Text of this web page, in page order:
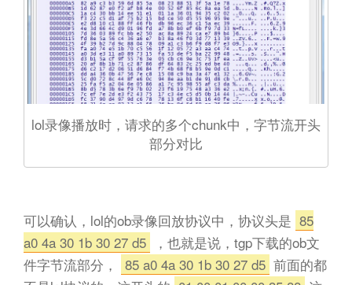
lol录像播放时，请求的多个chunk中，字节流开头
部分对比
可以确认，lol的ob录像回放协议中，协议头是 85
a0 4a 30 1b 30 27 d5
，也就是说，tgp下载的ob文
件字节流部分，
85 a0 4a 30 1b 30 27 d5 前面的都